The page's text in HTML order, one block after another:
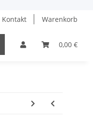
Kontakt Warenkorb
0,00 €
BARBER DROGERIE